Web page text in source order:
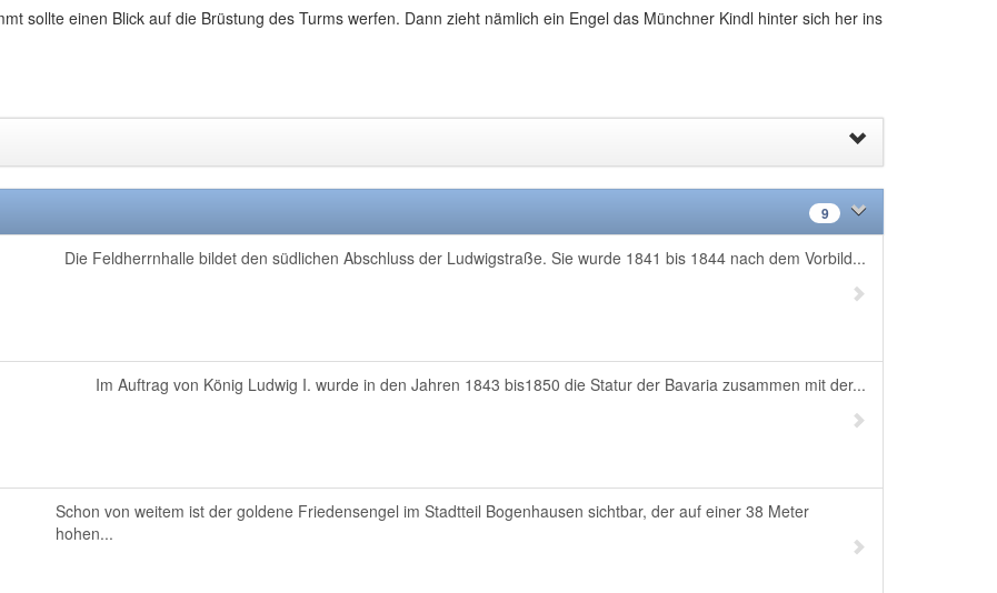
sollte einen Blick auf die Brüstung des Turms werfen. Dann zieht nämlich ein Engel das Münchner Kindl hinter sich her ins
9
Die Feldherrnhalle bildet den südlichen Abschluss der Ludwigstraße. Sie wurde 1841 bis 1844 nach dem Vorbild...
Im Auftrag von König Ludwig I. wurde in den Jahren 1843 bis1850 die Statur der Bavaria zusammen mit der...
Schon von weitem ist der goldene Friedensengel im Stadtteil Bogenhausen sichtbar, der auf einer 38 Meter
hohen...